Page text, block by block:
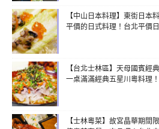
【中山日本料理】東街日本
平價的日式料理！台北平價
【台北士林區】天母國賓經
一桌滿滿經典五星川粵料理！
【士林粵菜】故宮晶華期間